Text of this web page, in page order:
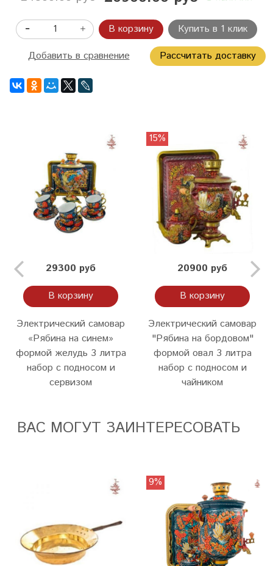
В корзину
Купить в 1 клик
Добавить в сравнение
Рассчитать доставку
29300 руб
В корзину
Электрический самовар
«Рябина на синем»
формой желудь 3 литра
набор с подносом и
сервизом
15%
20900 руб
В корзину
Электрический самовар
"Рябина на бордовом"
формой овал 3 литра
набор с подносом и
чайником
ВАС МОГУТ ЗАИНТЕРЕСОВАТЬ
9%